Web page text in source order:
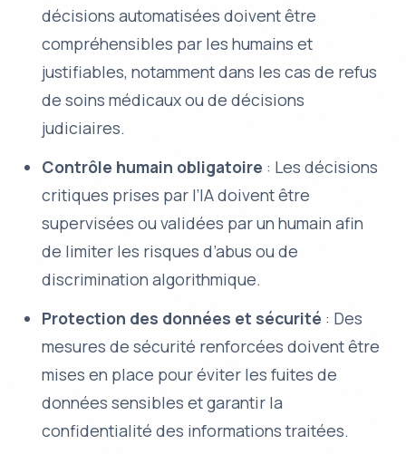
décisions automatisées doivent être
compréhensibles par les humains et
justifiables, notamment dans les cas de refus
de soins médicaux ou de décisions
judiciaires.
Contrôle humain obligatoire : Les décisions
critiques prises par l’IA doivent être
supervisées ou validées par un humain afin
de limiter les risques d’abus ou de
discrimination algorithmique.
Protection des données et sécurité : Des
mesures de sécurité renforcées doivent être
mises en place pour éviter les fuites de
données sensibles et garantir la
confidentialité des informations traitées.